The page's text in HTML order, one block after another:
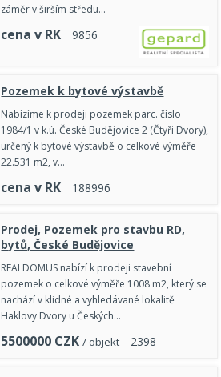
záměr v širším středu…
cena v RK 9856
Pozemek k bytové výstavbě
Nabízíme k prodeji pozemek parc. číslo
1984/1 v k.ú. České Budějovice 2 (Čtyři Dvory),
určený k bytové výstavbě o celkové výměře
22.531 m2, v…
cena v RK 188996
Prodej, Pozemek pro stavbu RD,
bytů, České Budějovice
REALDOMUS nabízí k prodeji stavební
pozemek o celkové výměře 1008 m2, který se
nachází v klidné a vyhledávané lokalitě
Haklovy Dvory u Českých…
5500000 CZK / objekt 2398